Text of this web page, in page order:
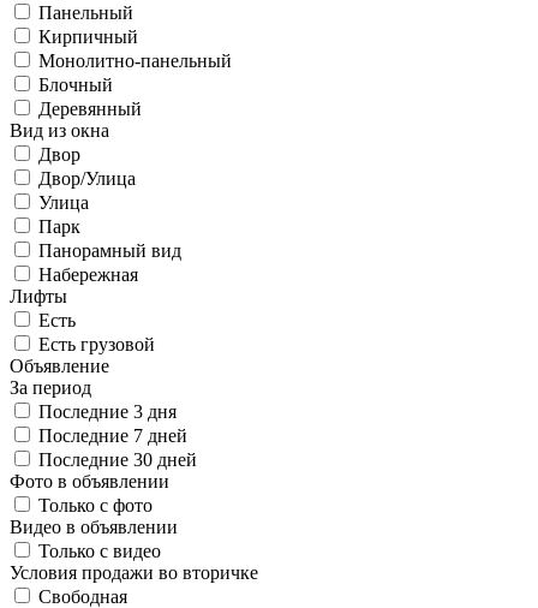
Панельный
Кирпичный
Монолитно-панельный
Блочный
Деревянный
Вид из окна
Двор
Двор/Улица
Улица
Парк
Панорамный вид
Набережная
Лифты
Есть
Есть грузовой
Объявление
За период
Последние 3 дня
Последние 7 дней
Последние 30 дней
Фото в объявлении
Только с фото
Видео в объявлении
Только с видео
Условия продажи во вторичке
Свободная